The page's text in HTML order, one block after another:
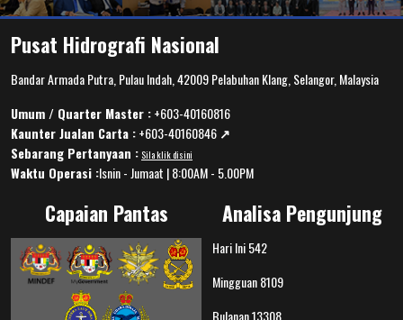
Pusat Hidrografi Nasional
Bandar Armada Putra, Pulau Indah, 42009 Pelabuhan Klang, Selangor, Malaysia
Umum / Quarter Master :+603-40160816
Kaunter Jualan Carta :+603-40160846 ↗️
Sebarang Pertanyaan : Sila klik disini
Waktu Operasi :Isnin - Jumaat | 8:00AM - 5.00PM
Capaian Pantas Analisa Pengunjung
Hari Ini542
Mingguan8109
Bulanan13308